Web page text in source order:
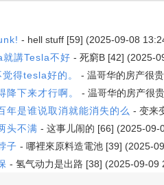
- hell stuff [59] (2025-09-08
講Tesla不好 - 死窮B [42] (2025-
得tesla好的。 - 温哥华的房产很贵
降下来才行啊。 - 温哥华的房产很贵
年是谁说取消就能消失的么 - 变来
头不满 - 这事儿闹的 [66] (2025-09-
子 - 哪裡來原料造電池 [39] (2025-
- 氢气动力是出路 [38] (2025-09-09